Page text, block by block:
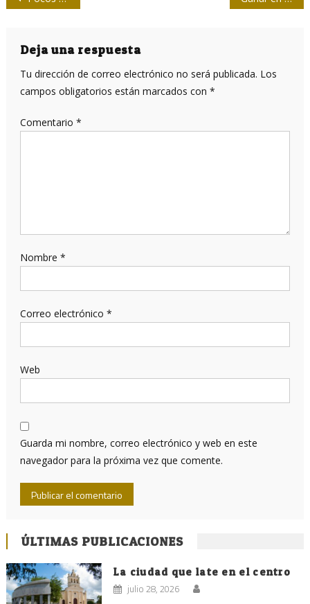
entradas
Deja una respuesta
Tu dirección de correo electrónico no será publicada. Los
campos obligatorios están marcados con *
Comentario *
Nombre *
Correo electrónico *
Web
Guarda mi nombre, correo electrónico y web en este
navegador para la próxima vez que comente.
ÚLTIMAS PUBLICACIONES
La ciudad que late en el centro
julio 28, 2026